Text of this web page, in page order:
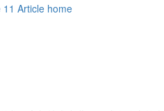
11 Article home